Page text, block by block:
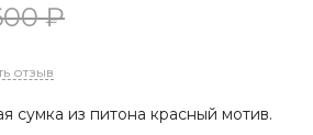
₽
отзыв
сумка из питона красный мотив.